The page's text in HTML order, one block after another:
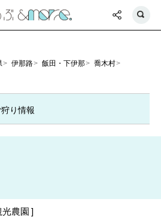
伊那路 飯田・下伊那
喬木村
り情報
農園